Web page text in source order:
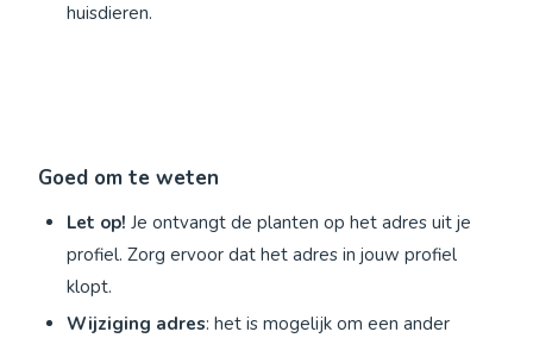
huisdieren.
Goed om te weten
Let op! Je ontvangt de planten op het adres uit je
profiel. Zorg ervoor dat het adres in jouw profiel
klopt.
Wijziging adres: het is mogelijk om een ander